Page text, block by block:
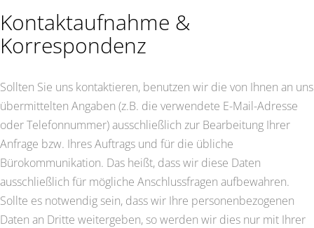
Kontaktaufnahme &
Korrespondenz
Sollten Sie uns kontaktieren, benutzen wir die von Ihnen an uns
übermittelten Angaben (z.B. die verwendete E-Mail-Adresse
oder Telefonnummer) ausschließlich zur Bearbeitung Ihrer
Anfrage bzw. Ihres Auftrags und für die übliche
Bürokommunikation. Das heißt, dass wir diese Daten
ausschließlich für mögliche Anschlussfragen aufbewahren.
Sollte es notwendig sein, dass wir Ihre personenbezogenen
Daten an Dritte weitergeben, so werden wir dies nur mit Ihrer